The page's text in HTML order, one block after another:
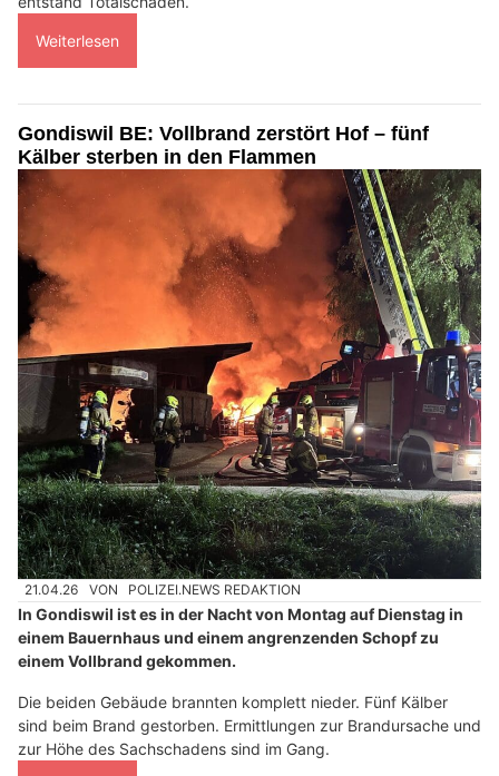
Weiterlesen
Gondiswil BE: Vollbrand zerstört Hof – fünf
Kälber sterben in den Flammen
21.04.26 VON POLIZEI.NEWS REDAKTION
In Gondiswil ist es in der Nacht von Montag auf Dienstag in
einem Bauernhaus und einem angrenzenden Schopf zu
einem Vollbrand gekommen.
Die beiden Gebäude brannten komplett nieder. Fünf Kälber
sind beim Brand gestorben. Ermittlungen zur Brandursache und
zur Höhe des Sachschadens sind im Gang.